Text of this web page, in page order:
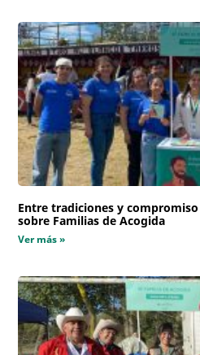
Entre tradiciones y
sobre Familias de Acogida
Ver más »